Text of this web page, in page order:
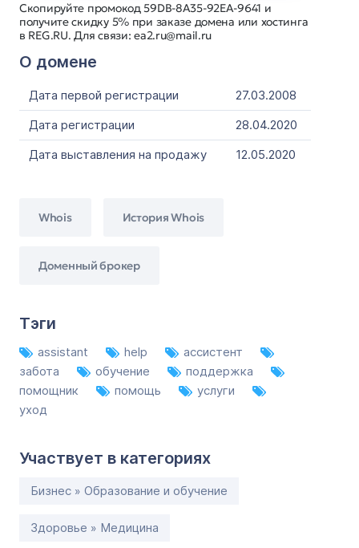
Скопируйте промокод 59DB-8A35-92EA-9641 и
получите скидку 5% при заказе домена или хостинга
в REG.RU. Для связи: ea2.ru@mail.ru
О домене
Дата первой регистрации
27.03.2008
Дата регистрации
28.04.2020
Дата выставления на продажу
12.05.2020
Whois История Whois
Доменный брокер
Тэги
assistant help
ассистент
забота
обучение
поддержка
помощник
помощь
услуги
уход
Участвует в категориях
Бизнес » Образование и обучение
Здоровье » Медицина